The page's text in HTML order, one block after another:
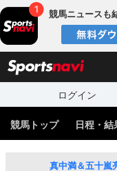
競馬ニュースも
ログイン
競馬トップ 日程・結
真中満＆五十嵐